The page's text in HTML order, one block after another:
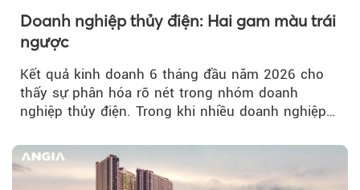
Doanh nghiệp thủy điện: Hai gam màu trái
ngược
Kết quả kinh doanh 6 tháng đầu năm 2026 cho
thấy sự phân hóa rõ nét trong nhóm doanh
nghiệp thủy điện. Trong khi nhiều doanh nghiệp